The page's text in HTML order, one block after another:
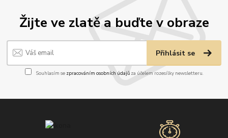
Žijte ve zlatě a buďte v obraze
Přihlásit se
Souhlasím se zpracováním osobních údajůza účelem rozesílky newsletteru.